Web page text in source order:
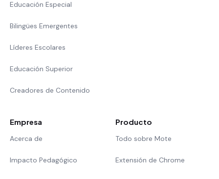
Educación Especial
Bilingües Emergentes
Líderes Escolares
Educación Superior
Creadores de Contenido
Empresa
Acerca de
Impacto Pedagógico
Producto
Todo sobre Mote
Extensión de Chrome